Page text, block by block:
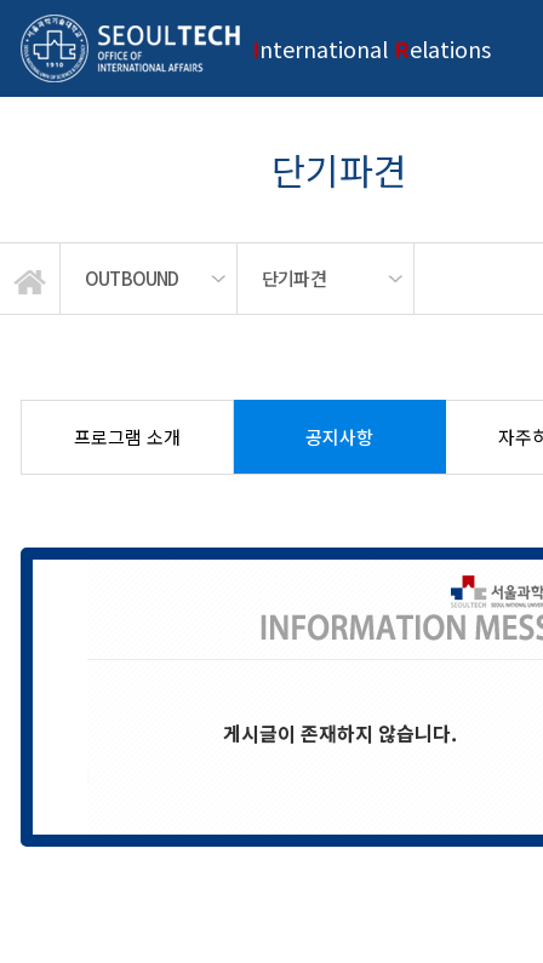
International Relations
단기파견
OUTBOUND 단기파견
INTRODUCTION
INBOUND
OUTBOUND
NEWS
교환/방문학생
국외연수
단기파견
체험후기
프로그램 소개 공지사항 자주
게시글이 존재하지 않습니다.